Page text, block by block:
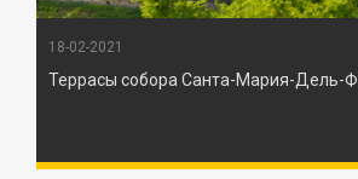
18-02-2021
Террасы собора Санта-Мария-Дель-